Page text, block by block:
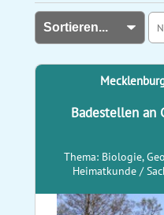
Badestellen an
Thema: Biologie,
Heimatkunde /